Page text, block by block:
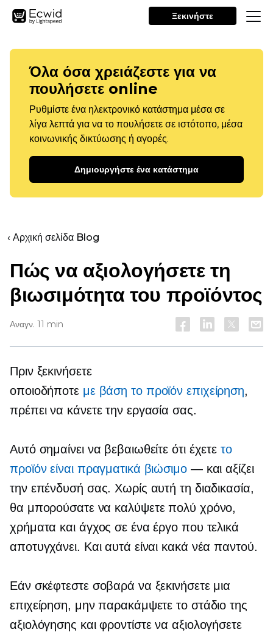
Ξεκινήστε
Όλα όσα χρειάζεστε για να
πουλήσετε online
Ρυθμίστε ένα ηλεκτρονικό κατάστημα μέσα σε
λίγα λεπτά για να το πουλήσετε σε ιστότοπο, μέσα
κοινωνικής δικτύωσης ή αγορές.
Δημιουργήστε ένα κατάστημα
‹ Αρχική σελίδα Blog
Πώς να αξιολογήσετε τη
βιωσιμότητα του προϊόντος
Αναγν. 11 min
Πριν ξεκινήσετε
οποιοδήποτε με βάση το προϊόν επιχείρηση,
πρέπει να κάνετε την εργασία σας.
Αυτό σημαίνει να βεβαιωθείτε ότι έχετετο
προϊόν είναι πραγματικά βιώσιμο— και αξίζει
την επένδυσή σας. Χωρίς αυτή τη διαδικασία,
θα μπορούσατε να καλύψετε πολύ χρόνο,
χρήματα και άγχος σε ένα έργο που τελικά
αποτυγχάνει. Και αυτά είναι κακά νέα παντού.
Εάν σκέφτεστε σοβαρά να ξεκινήσετε μια
επιχείρηση, μην παρακάμψετε το στάδιο της
αξιολόγησης και φροντίστε να αξιολογήσετε